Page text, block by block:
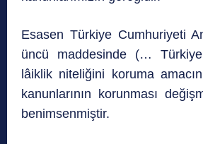
Esasen Türkiye Cumhuriyeti
üncü maddesinde (… Türkiye
lâiklik niteliğini koruma
kanunlarının korunması
benimsenmiştir.